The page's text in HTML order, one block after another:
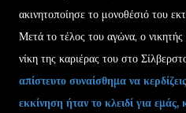
ακινητοποίησε το μονοθέσιό του
Μετά το τέλος του αγώνα, ο
νίκη της καριέρας του στο
απίστευτο συναίσθημα να
εκκίνηση ήταν το κλειδί για